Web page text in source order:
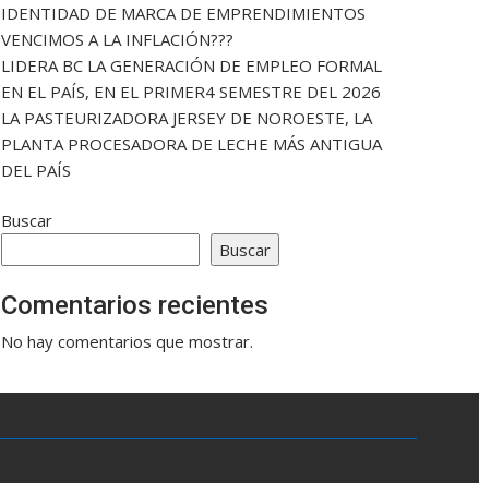
IDENTIDAD DE MARCA DE EMPRENDIMIENTOS
VENCIMOS A LA INFLACIÓN???
LIDERA BC LA GENERACIÓN DE EMPLEO FORMAL
EN EL PAÍS, EN EL PRIMER4 SEMESTRE DEL 2026
LA PASTEURIZADORA JERSEY DE NOROESTE, LA
PLANTA PROCESADORA DE LECHE MÁS ANTIGUA
DEL PAÍS
Buscar
Buscar
Comentarios recientes
No hay comentarios que mostrar.